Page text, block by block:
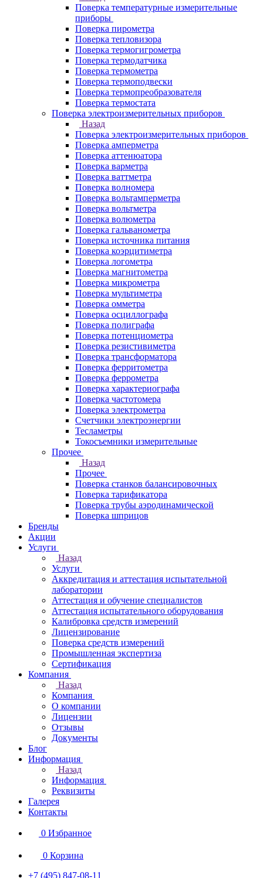
Поверка температурные измерительные
приборы
Поверка пирометра
Поверка тепловизора
Поверка термогигрометра
Поверка термодатчика
Поверка термометра
Поверка термоподвески
Поверка термопреобразователя
Поверка термостата
Поверка электроизмерительных приборов
Назад
Поверка электроизмерительных приборов
Поверка амперметра
Поверка аттенюатора
Поверка варметра
Поверка ваттметра
Поверка волномера
Поверка вольтамперметра
Поверка вольтметра
Поверка волюметра
Поверка гальванометра
Поверка источника питания
Поверка коэрцитиметра
Поверка логометра
Поверка магнитометра
Поверка микрометра
Поверка мультиметра
Поверка омметра
Поверка осциллографа
Поверка полиграфа
Поверка потенциометра
Поверка резистивиметра
Поверка трансформатора
Поверка ферритометра
Поверка феррометра
Поверка характериографа
Поверка частотомера
Поверка электрометра
Счетчики электроэнергии
Тесламетры
Токосъемники измерительные
Прочее
Назад
Прочее
Поверка станков балансировочных
Поверка тарификатора
Поверка трубы аэродинамической
Поверка шприцов
Бренды
Акции
Услуги
Назад
Услуги
Аккредитация и аттестация испытательной
лаборатории
Аттестация и обучение специалистов
Аттестация испытательного оборудования
Калибровка средств измерений
Лицензирование
Поверка средств измерений
Промышленная экспертиза
Сертификация
Компания
Назад
Компания
О компании
Лицензии
Отзывы
Документы
Блог
Информация
Назад
Информация
Реквизиты
Галерея
Контакты
0 Избранное
0 Корзина
+7 (495) 847-08-11